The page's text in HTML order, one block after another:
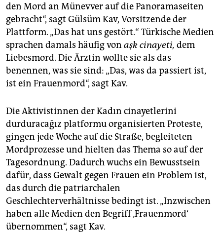
den Mord an Münevver auf die Panoramaseiten
gebracht“, sagt Gülsüm Kav, Vorsitzende der
Plattform. „Das hat uns gestört.“ Türkische Medien
sprachen damals häufig von aşk cinayeti, dem
Liebesmord. Die Ärztin wollte sie als das
benennen, was sie sind: „Das, was da passiert ist,
ist ein Frauenmord“, sagt Kav.
Die Aktivistinnen der Kadın cinayetlerini
durduracağız platformu organisierten Proteste,
gingen jede Woche auf die Straße, begleiteten
Mordprozesse und hielten das Thema so auf der
Tagesordnung. Dadurch wuchs ein Bewusstsein
dafür, dass Gewalt gegen Frauen ein Problem ist,
das durch die patriarchalen
Geschlechterverhältnisse bedingt ist. „Inzwischen
haben alle Medien den Begriff ‚Frauenmord‘
übernommen“, sagt Kav.